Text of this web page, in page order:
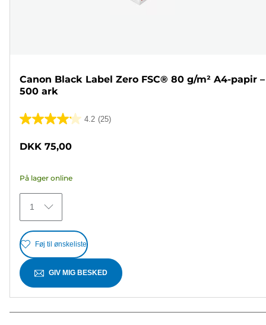
Canon Black Label Zero FSC® 80 g/m² A4-papir –
500 ark
4.2 (25)
4.2
stjerner.
25
anmeldelser
DKK 75,00
På lager online
1
Føj til ønskeliste
GIV MIG BESKED